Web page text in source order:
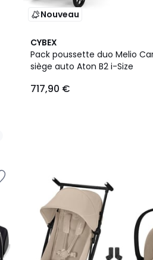
Nouveau
CYBEX
Pack poussette duo Melio
siège auto Aton B2 i-Size
717,90 €
2
Couleurs